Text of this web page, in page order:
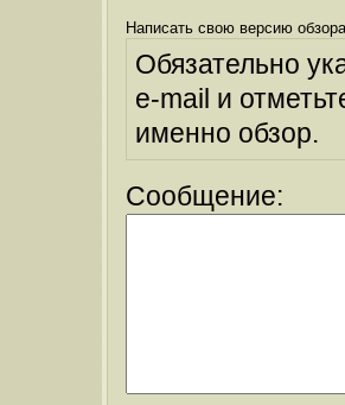
Написать свою версию
Обязательно
e-mail и
именно обзор.
Сообщение: